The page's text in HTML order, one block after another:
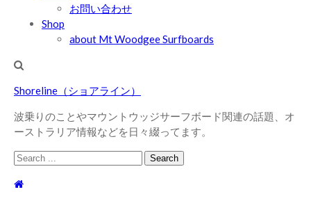
お問い合わせ
Shop
about Mt Woodgee Surfboards
Shoreline（ショアライン）
波乗りのことやマウントウッジサーフボード関連の話題、オ
ーストラリア情報などを日々綴ってます。
Search